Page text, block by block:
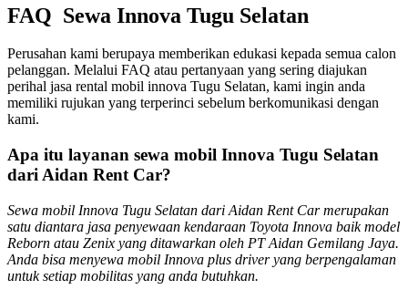
FAQ Sewa Innova Tugu Selatan
Perusahan kami berupaya memberikan edukasi kepada semua calon
pelanggan. Melalui FAQ atau pertanyaan yang sering diajukan
perihal jasa rental mobil innova Tugu Selatan, kami ingin anda
memiliki rujukan yang terperinci sebelum berkomunikasi dengan
kami.
Apa itu layanan sewa mobil Innova Tugu Selatan
dari Aidan Rent Car?
Sewa mobil Innova Tugu Selatan dari Aidan Rent Car merupakan
satu diantara jasa penyewaan kendaraan Toyota Innova baik model
Reborn atau Zenix yang ditawarkan oleh PT Aidan Gemilang Jaya.
Anda bisa menyewa mobil Innova plus driver yang berpengalaman
untuk setiap mobilitas yang anda butuhkan.